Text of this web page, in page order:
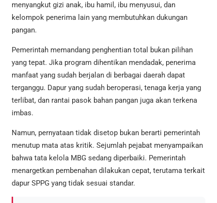
menyangkut gizi anak, ibu hamil, ibu menyusui, dan
kelompok penerima lain yang membutuhkan dukungan
pangan.
Pemerintah memandang penghentian total bukan pilihan
yang tepat. Jika program dihentikan mendadak, penerima
manfaat yang sudah berjalan di berbagai daerah dapat
terganggu. Dapur yang sudah beroperasi, tenaga kerja yang
terlibat, dan rantai pasok bahan pangan juga akan terkena
imbas.
Namun, pernyataan tidak disetop bukan berarti pemerintah
menutup mata atas kritik. Sejumlah pejabat menyampaikan
bahwa tata kelola MBG sedang diperbaiki. Pemerintah
menargetkan pembenahan dilakukan cepat, terutama terkait
dapur SPPG yang tidak sesuai standar.